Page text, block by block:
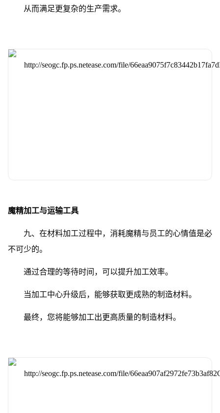
从而满足更复杂的生产需求。
魔精加工与运输工具
九、在材料加工过程中，消耗魔精与员工的心情值是必
不可少的。
通过合理的等待时间，可以提升加工效率。
当加工中心升级后，能够获取更成熟的制造材料。
最终，您将能够加工出更高质量的制造材料。